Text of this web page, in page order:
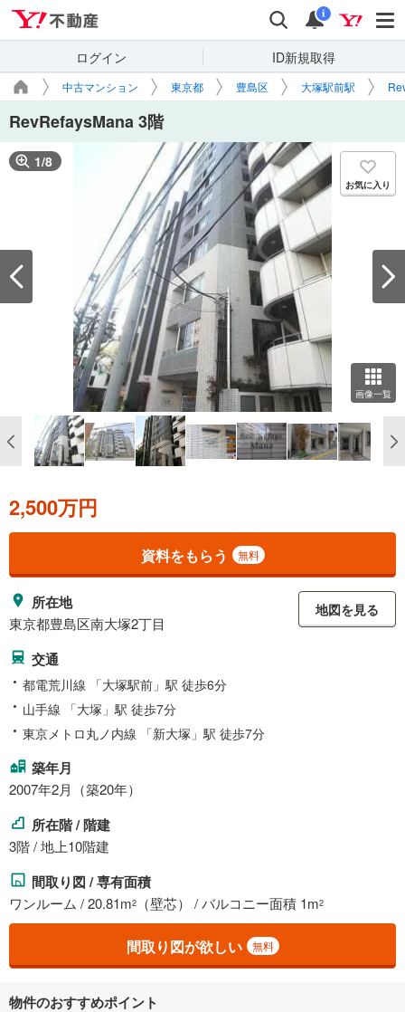
検索 通知
i
ログイン ID新規取得
中古マンション 東京都 豊島区 大塚駅前駅
RevRefaysMana 3階
1/8
お気に入り
画像一覧
2,500万円
資料をもらう 無料
所在地
東京都豊島区南大塚2丁目
地図を見る
交通
都電荒川線 「大塚駅前」駅 徒歩6分
山手線 「大塚」駅 徒歩7分
東京メトロ丸ノ内線 「新大塚」駅 徒歩7分
築年月
2007年2月（築20年）
所在階 / 階建
3階 / 地上10階建
間取り図 / 専有面積
ワンルーム / 20.81m2 （壁芯） / バルコニー面積 1m2
間取り図が欲しい 無料
物件のおすすめポイント